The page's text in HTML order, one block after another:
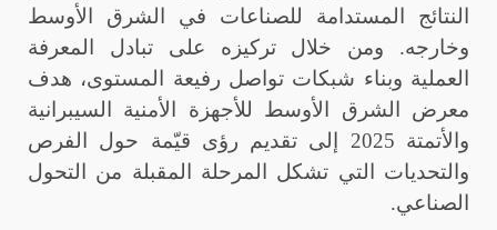
النتائج المستدامة للصناعات في الشرق الأوسط
وخارجه. ومن خلال تركيزه على تبادل المعرفة
العملية وبناء شبكات تواصل رفيعة المستوى، هدف
معرض الشرق الأوسط للأجهزة الأمنية السيبرانية
والأتمتة 2025 إلى تقديم رؤى قيّمة حول الفرص
والتحديات التي تشكل المرحلة المقبلة من التحول
الصناعي.